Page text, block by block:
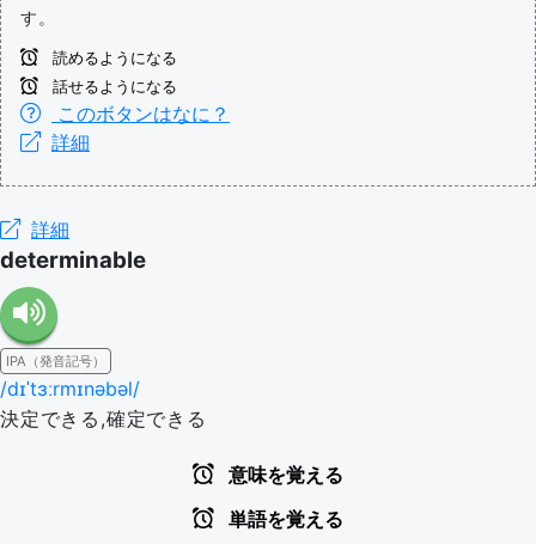
す。
読めるようになる
話せるようになる
このボタンはなに？
詳細
詳細
determinable
IPA（発音記号）
/dɪˈtɜːrmɪnəbəl/
決定できる,確定できる
意味を覚える
単語を覚える